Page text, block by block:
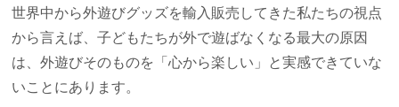
世界中から外遊びグッズを輸入販売してきた私たちの視点
から言えば、子どもたちが外で遊ばなくなる最大の原因
は、外遊びそのものを「心から楽しい」と実感できていな
いことにあります。